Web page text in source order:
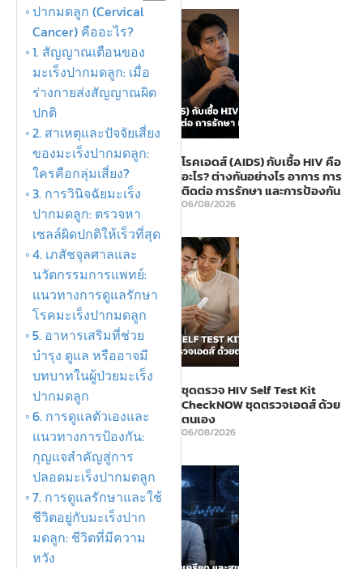
ปากมดลูก (Cervical
Cancer) คืออะไร?
1. สัญญาณเตือนของ
มะเร็งปากมดลูก: เมื่อ
ร่างกายส่งสัญญาณผิด
ปกติ
2. สาเหตุและปัจจัยเสี่ยง
ของมะเร็งปากมดลูก:
ใครคือกลุ่มเสี่ยง?
3. การวินิจฉัยมะเร็ง
ปากมดลูก: ตรวจหา
เซลล์ผิดปกติให้เร็วที่สุด
4. เภสัชจุลศาลและ
นวัตกรรมการแพทย์:
แนวทางการดูแลรักษา
โรคมะเร็งปากมดลูก
5. อาหารเสริมที่ช่วย
บำรุง ดูแล หรืออาจมี
บทบาทในผู้ป่วยมะเร็ง
ปากมดลูก
6. การดูแลตัวเองและ
แนวทางการป้องกัน:
กุญแจสำคัญสู่การ
ปลอดมะเร็งปากมดลูก
7. การดูแลรักษาและใช้
ชีวิตอยู่กับมะเร็งปาก
มดลูก: ชีวิตที่มีความ
หวัง
โรคเอดส์ (AIDS) กับเชื้อ HIV คือ
อะไร? ต่างกันอย่างไร อาการ การ
ติดต่อ การรักษา และการป้องกัน
06/08/2026
ชุดตรวจ HIV Self Test Kit
CheckNOW ชุดตรวจเอดส์ ด้วย
ตนเอง
06/08/2026